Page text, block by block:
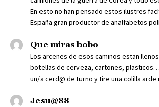
En esto no han pensado estos ilustres
España gran productor de analfabetos
Que miras bobo
Los arcenes de esos caminos estan
botellas de cerveza, cartones,
un/a cerd@ de turno y tire una colilla arde
Jesu@88